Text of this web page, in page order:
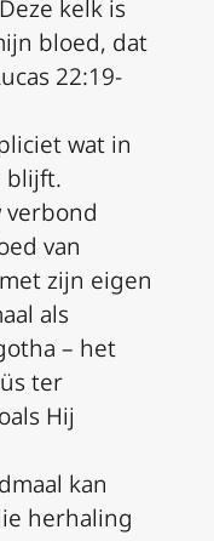
kelk is
bloed, dat
22:19-
wat in
blijft.
van
zijn eigen
als
– het
ter
Hij
kan
herhaling